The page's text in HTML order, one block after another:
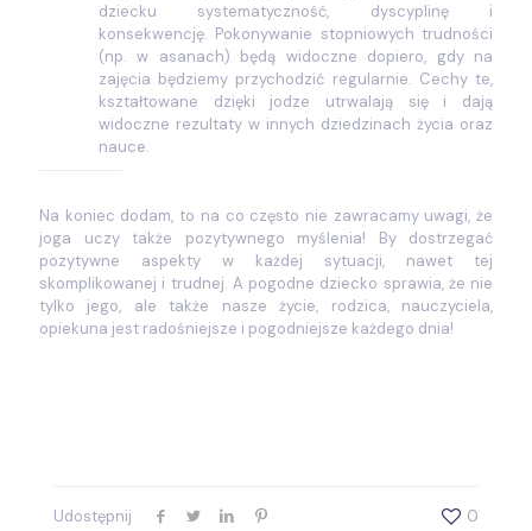
dziecku systematyczność, dyscyplinę i
konsekwencję. Pokonywanie stopniowych trudności
(np. w asanach) będą widoczne dopiero, gdy na
zajęcia będziemy przychodzić regularnie. Cechy te,
kształtowane dzięki jodze utrwalają się i dają
widoczne rezultaty w innych dziedzinach życia oraz
nauce.
Na koniec dodam, to na co często nie zawracamy uwagi, że
joga uczy także pozytywnego myślenia! By dostrzegać
pozytywne aspekty w każdej sytuacji, nawet tej
skomplikowanej i trudnej. A pogodne dziecko sprawia, że nie
tylko jego, ale także nasze życie, rodzica, nauczyciela,
opiekuna jest radośniejsze i pogodniejsze każdego dnia!
Udostępnij 0